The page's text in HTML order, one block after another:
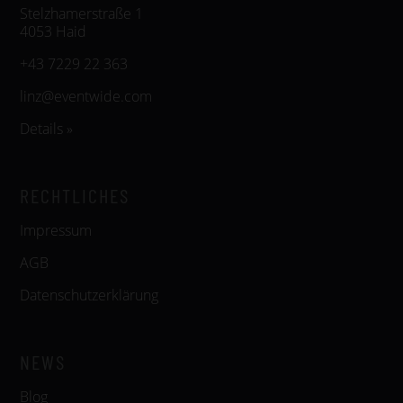
Stelzhamerstraße 1
4053 Haid
+43 7229 22 363
linz@eventwide.com
Details »
Impressum
AGB
Datenschutzerklärung
Blog